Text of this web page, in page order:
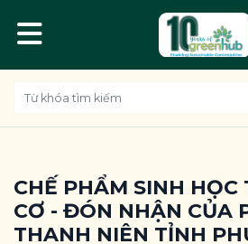
CHẾ PHẨM SINH HỌC
CƠ - ĐÓN NHẬN CỦA
THANH NIÊN TỈNH